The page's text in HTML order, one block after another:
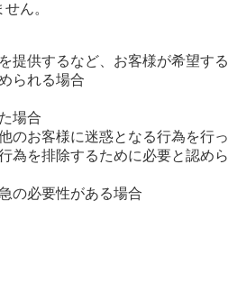
ん。
提供するなど、お客様が希望する
られる場合
場合
のお客様に迷惑となる行為を行っ
為を排除するために必要と認めら
の必要性がある場合